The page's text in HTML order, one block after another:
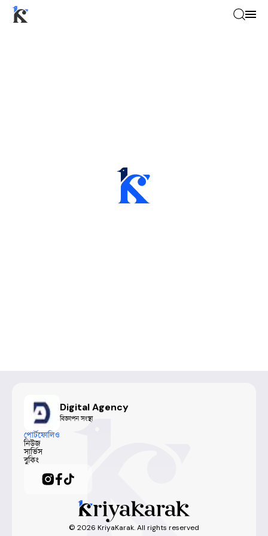
Digital Agency
বিজ্ঞাপন সংস্থা
পোর্টফোলিও
নিউজ
সার্ভিস
বুকিং
© 2026 KriyaKarak. All rights reserved